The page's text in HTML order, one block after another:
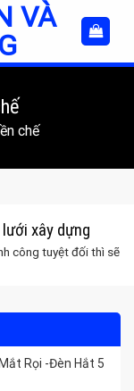
VÀ
chế
Rọi -Đèn Hắt 5
xây dựng
công tuyệt đối thì sẽ